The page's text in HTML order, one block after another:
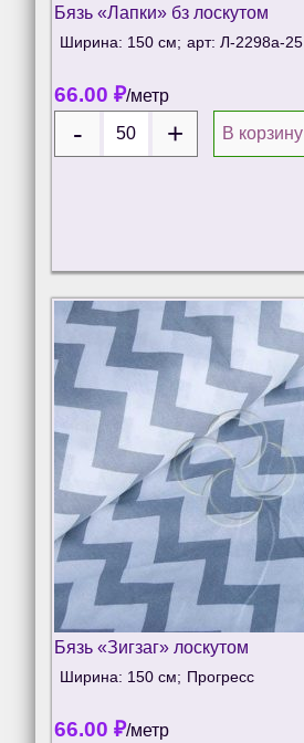
Бязь «Лапки» бз лоскутом
Ширина: 150 см; арт: Л-2298а-25
66.00 ₽/метр
В корзину
Бязь «Зигзаг» лоскутом
Ширина: 150 см; Прогресс
66.00 ₽/метр